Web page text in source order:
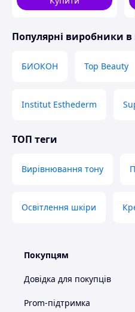
Популярні виробники в
БИОКОН Top Beauty
Institut Esthederm
ТОП теги
Вирівнювання тону
Освітлення шкіри
Покупцям
Довідка для покупців
Prom-підтримка